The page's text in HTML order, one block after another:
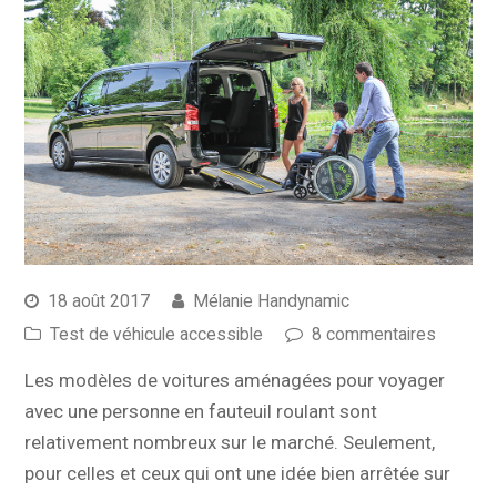
18 août 2017
Mélanie Handynamic
Test de véhicule accessible
8 commentaires
Les modèles de voitures aménagées pour voyager
avec une personne en fauteuil roulant sont
relativement nombreux sur le marché. Seulement,
pour celles et ceux qui ont une idée bien arrêtée sur